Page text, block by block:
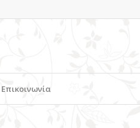
Επικοινωνία